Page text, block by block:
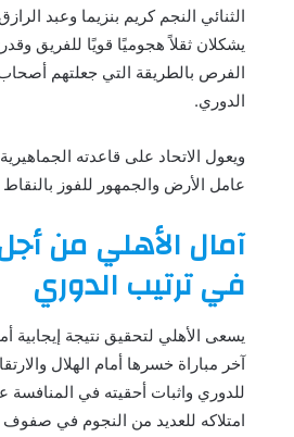
الثنائي النجم كريم بنزيما وعبد
يشكلان ثقلاً هجوميًا قويًا للفريق
الفرص بالطريقة التي جعلتهم
الدوري.
ويعول الاتحاد على قاعدته
عامل الأرض والجمهور للفوز بالنقاط
آمال الأهلي من
في ترتيب الدوري
يسعى الأهلي لتحقيق نتيجة إيجابية
آخر مباراة خسرها أمام الهلال
للدوري واثبات أحقيته في
امتلاكه للعديد من النجوم في